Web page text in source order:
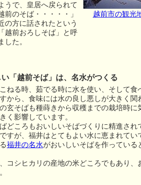
うで、皇居へ戻られて
前のそば・・・・・」
の方に話されたという
越前おろしそば」と呼
した。
越前市の観光
い「越前そば」は、名水がつくる
こねる時、茹でる時に水を使い、そして
から、食味には水の良し悪しが大きく関
玄そばも種蒔きから収穫までの栽培時に
く影響しています。
どころもおいしいそばづくりに精進され
すが、福井はとてもよい水に恵まれてい
福井の名水がおいしいそばを作っている
コシヒカリの産地の米どころでもあり、